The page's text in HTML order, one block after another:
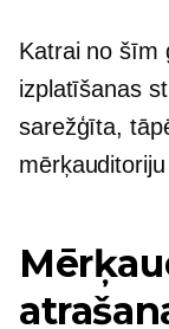
Katrai no šīm
izplatīšanas
sarežģīta,